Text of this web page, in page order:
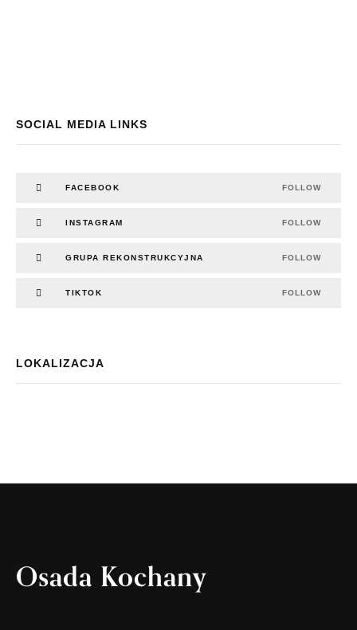
SOCIAL MEDIA LINKS
FACEBOOK FOLLOW
INSTAGRAM FOLLOW
GRUPA REKONSTRUKCYJNA FOLLOW
TIKTOK FOLLOW
LOKALIZACJA
Osada Kochany